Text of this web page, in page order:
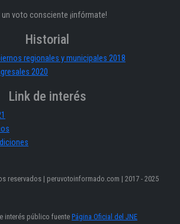
un voto consciente ¡infórmate!
Historial
regionales y municipales 2018
2020
Link de interés
reservados | peruvotoinformado.com | 2017 - 2025
interés público fuentePágina Oficial del JNE